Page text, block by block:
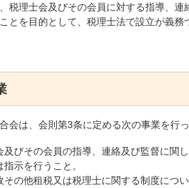
税理士会及びその会員に対する指導、
とを目的として、税理士法で設立が義
会は、会則第3条に定める次の事業を行っ
及びその会員の指導、連絡及び監督に関
指示を行うこと。
その他租税又は税理士に関する制度につ